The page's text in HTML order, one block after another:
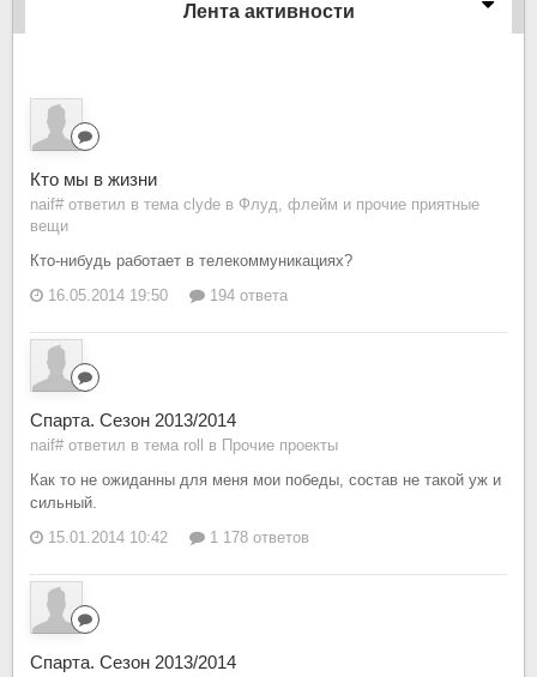
Лента активности
Кто мы в жизни
naif# ответил в тема clyde в Флуд, флейм и прочие приятные
вещи
Кто-нибудь работает в телекоммуникациях?
16.05.2014 19:50
194 ответа
Спарта. Сезон 2013/2014
naif# ответил в тема roll в Прочие проекты
Как то не ожиданны для меня мои победы, состав не такой уж и
сильный.
15.01.2014 10:42
1 178 ответов
Спарта. Сезон 2013/2014